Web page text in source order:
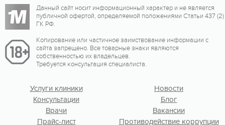
Данный сайт носит информационный характер и не является
публичной офертой, определяемой положениями Статьи 437 (2)
ГК РФ.
Копирование или частичное заимствование информации с
сайта запрещено. Все товарные знаки являются
собственностью их владельцев.
Требуется консультация специалиста.
Услуги клиники
Консультации
Врачи
Прайс-лист
Новости
Блог
Вакансии
Противодействие коррупции